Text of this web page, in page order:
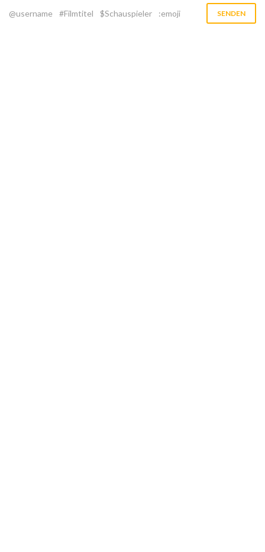
@username #Filmtitel $Schauspieler :emoji